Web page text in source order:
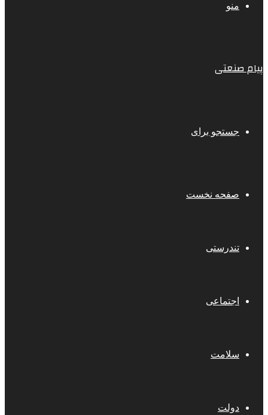
منو
پیام صنعتی
جستجو برای
صفحه نخست
تندرستی
اجتماعی
سلامت
دولت